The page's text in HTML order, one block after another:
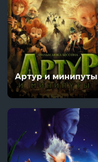
Артур и минипуты